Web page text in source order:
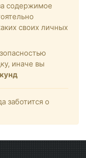
содержимое
своих личных
иначе вы
заботится о